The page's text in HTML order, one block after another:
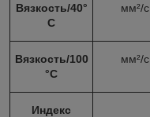
Вязкость/40°
С
мм²/с
Вязкость/100
°С
мм²/с
Индекс